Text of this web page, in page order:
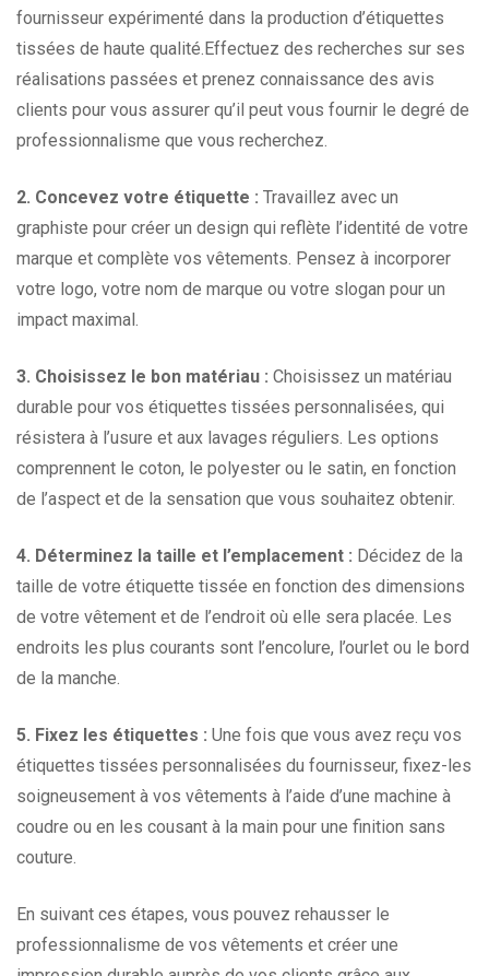
fournisseur expérimenté dans la production d’étiquettes
tissées de haute qualité.Effectuez des recherches sur ses
réalisations passées et prenez connaissance des avis
clients pour vous assurer qu’il peut vous fournir le degré de
professionnalisme que vous recherchez.
2. Concevez votre étiquette : Travaillez avec un
graphiste pour créer un design qui reflète l’identité de votre
marque et complète vos vêtements. Pensez à incorporer
votre logo, votre nom de marque ou votre slogan pour un
impact maximal.
3. Choisissez le bon matériau : Choisissez un matériau
durable pour vos étiquettes tissées personnalisées, qui
résistera à l’usure et aux lavages réguliers. Les options
comprennent le coton, le polyester ou le satin, en fonction
de l’aspect et de la sensation que vous souhaitez obtenir.
4. Déterminez la taille et l’emplacement : Décidez de la
taille de votre étiquette tissée en fonction des dimensions
de votre vêtement et de l’endroit où elle sera placée. Les
endroits les plus courants sont l’encolure, l’ourlet ou le bord
de la manche.
5. Fixez les étiquettes : Une fois que vous avez reçu vos
étiquettes tissées personnalisées du fournisseur, fixez-les
soigneusement à vos vêtements à l’aide d’une machine à
coudre ou en les cousant à la main pour une finition sans
couture.
En suivant ces étapes, vous pouvez rehausser le
professionnalisme de vos vêtements et créer une